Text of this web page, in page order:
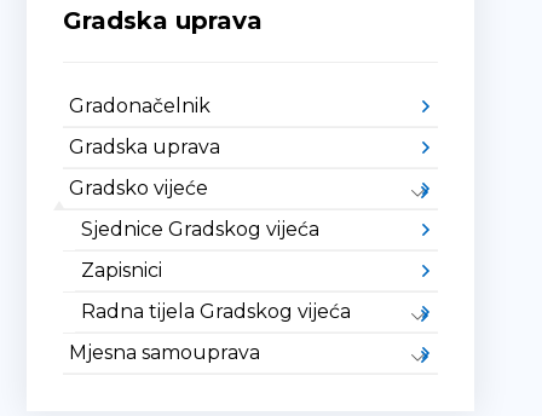
Gradska uprava
Gradonačelnik
Gradska uprava
Gradsko vijeće
Sjednice Gradskog vijeća
Zapisnici
Radna tijela Gradskog vijeća
Mjesna samouprava